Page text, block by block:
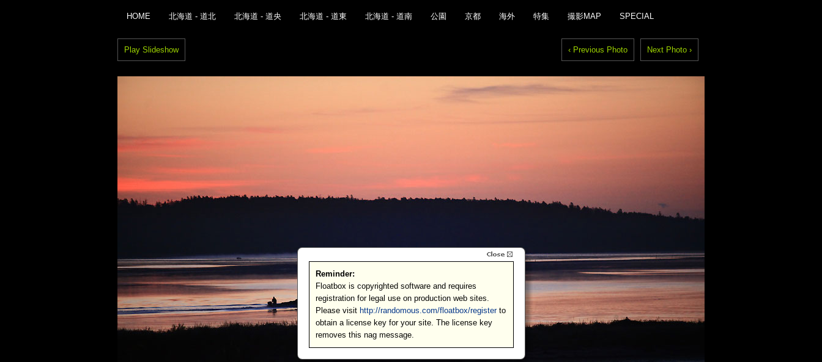
HOME 北海道 - 道北 北海道 - 道央 北海道 - 道東 北海道 - 道南 公園 京都 海外 特集 撮影MAP SPECIAL
Play Slideshow ‹ Previous Photo Next Photo ›
Reminder:
Floatbox is copyrighted software and requires
registration for legal use on production web sites.
Please visit http://randomous.com/floatbox/registerto
obtain a license key for your site. The license key
removes this nag message.